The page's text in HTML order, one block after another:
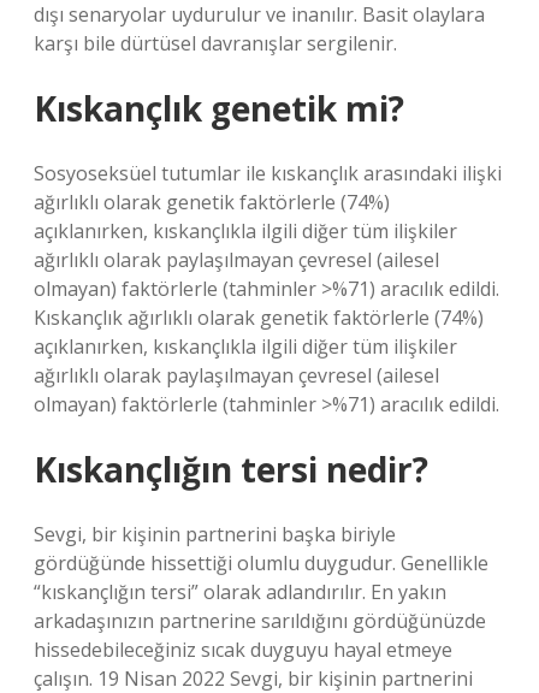
dışı senaryolar uydurulur ve inanılır. Basit olaylara
karşı bile dürtüsel davranışlar sergilenir.
Kıskançlık genetik mi?
Sosyoseksüel tutumlar ile kıskançlık arasındaki ilişki
ağırlıklı olarak genetik faktörlerle (74%)
açıklanırken, kıskançlıkla ilgili diğer tüm ilişkiler
ağırlıklı olarak paylaşılmayan çevresel (ailesel
olmayan) faktörlerle (tahminler >%71) aracılık edildi.
Kıskançlık ağırlıklı olarak genetik faktörlerle (74%)
açıklanırken, kıskançlıkla ilgili diğer tüm ilişkiler
ağırlıklı olarak paylaşılmayan çevresel (ailesel
olmayan) faktörlerle (tahminler >%71) aracılık edildi.
Kıskançlığın tersi nedir?
Sevgi, bir kişinin partnerini başka biriyle
gördüğünde hissettiği olumlu duygudur. Genellikle
“kıskançlığın tersi” olarak adlandırılır. En yakın
arkadaşınızın partnerine sarıldığını gördüğünüzde
hissedebileceğiniz sıcak duyguyu hayal etmeye
çalışın. 19 Nisan 2022 Sevgi, bir kişinin partnerini